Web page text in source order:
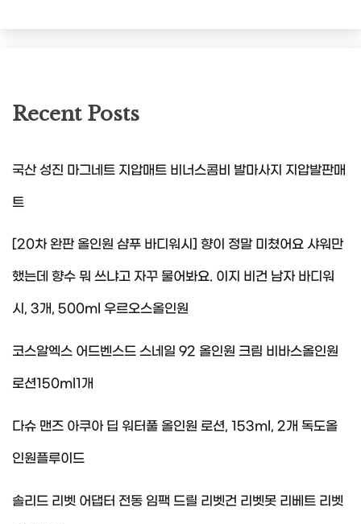
Recent Posts
국산 성진 마그네트 지압매트 비너스콤비 발마사지 지압발판매
트
[20차 완판 올인원 샴푸 바디워시] 향이 정말 미쳤어요 샤워만
했는데 향수 뭐 쓰냐고 자꾸 물어봐요. 이지 비건 남자 바디워
시, 3개, 500ml 우르오스올인원
코스알엑스 어드벤스드 스네일 92 올인원 크림 비바스올인원
로션150ml1개
다슈 맨즈 아쿠아 딥 워터풀 올인원 로션, 153ml, 2개 독도올
인원플루이드
솔리드 리벳 어댑터 전동 임팩 드릴 리벳건 리벳못 리베트 리벳